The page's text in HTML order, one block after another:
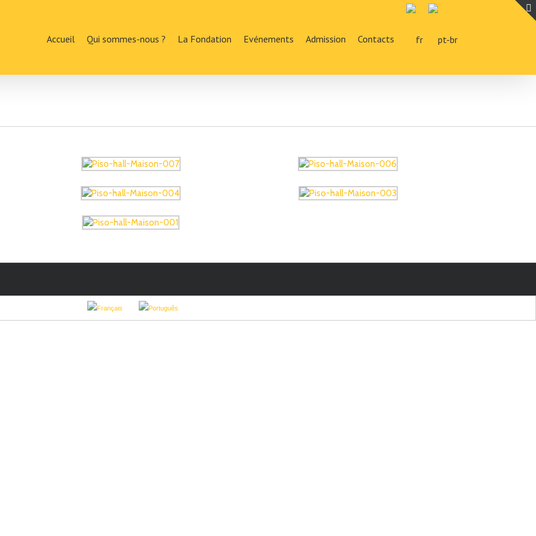
Accueil Qui sommes-nous ? La Fondation Evénements Admission Contacts